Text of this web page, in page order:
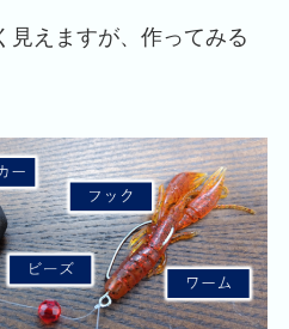
見えますが、作ってみる